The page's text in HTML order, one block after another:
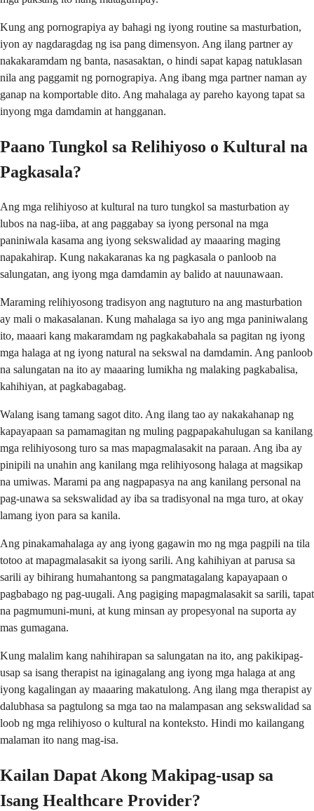
Kung ang pornograpiya ay bahagi ng iyong routine sa masturbation,
iyon ay nagdaragdag ng isa pang dimensyon. Ang ilang partner ay
nakakaramdam ng banta, nasasaktan, o hindi sapat kapag natuklasan
nila ang paggamit ng pornograpiya. Ang ibang mga partner naman ay
ganap na komportable dito. Ang mahalaga ay pareho kayong tapat sa
inyong mga damdamin at hangganan.
Paano Tungkol sa Relihiyoso o Kultural na
Pagkasala?
Ang mga relihiyoso at kultural na turo tungkol sa masturbation ay
lubos na nag-iiba, at ang paggabay sa iyong personal na mga
paniniwala kasama ang iyong sekswalidad ay maaaring maging
napakahirap. Kung nakakaranas ka ng pagkasala o panloob na
salungatan, ang iyong mga damdamin ay balido at nauunawaan.
Maraming relihiyosong tradisyon ang nagtuturo na ang masturbation
ay mali o makasalanan. Kung mahalaga sa iyo ang mga paniniwalang
ito, maaari kang makaramdam ng pagkakabahala sa pagitan ng iyong
mga halaga at ng iyong natural na sekswal na damdamin. Ang panloob
na salungatan na ito ay maaaring lumikha ng malaking pagkabalisa,
kahihiyan, at pagkabagabag.
Walang isang tamang sagot dito. Ang ilang tao ay nakakahanap ng
kapayapaan sa pamamagitan ng muling pagpapakahulugan sa kanilang
mga relihiyosong turo sa mas mapagmalasakit na paraan. Ang iba ay
pinipili na unahin ang kanilang mga relihiyosong halaga at magsikap
na umiwas. Marami pa ang nagpapasya na ang kanilang personal na
pag-unawa sa sekswalidad ay iba sa tradisyonal na mga turo, at okay
lamang iyon para sa kanila.
Ang pinakamahalaga ay ang iyong gagawin mo ng mga pagpili na tila
totoo at mapagmalasakit sa iyong sarili. Ang kahihiyan at parusa sa
sarili ay bihirang humahantong sa pangmatagalang kapayapaan o
pagbabago ng pag-uugali. Ang pagiging mapagmalasakit sa sarili, tapat
na pagmumuni-muni, at kung minsan ay propesyonal na suporta ay
mas gumagana.
Kung malalim kang nahihirapan sa salungatan na ito, ang pakikipag-
usap sa isang therapist na iginagalang ang iyong mga halaga at ang
iyong kagalingan ay maaaring makatulong. Ang ilang mga therapist ay
dalubhasa sa pagtulong sa mga tao na malampasan ang sekswalidad sa
loob ng mga relihiyoso o kultural na konteksto. Hindi mo kailangang
malaman ito nang mag-isa.
Kailan Dapat Akong Makipag-usap sa
Isang Healthcare Provider?